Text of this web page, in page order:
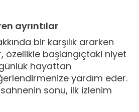
ayrıntılar
bir karşılık ararken
özellikle başlangıçtaki niyet
hayattan
yardım eder.
sonu, ilk izlenim